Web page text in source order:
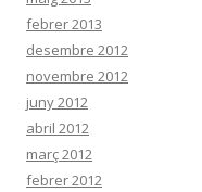
febrer 2013
desembre 2012
novembre 2012
juny 2012
abril 2012
març 2012
febrer 2012